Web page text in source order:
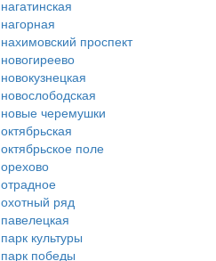
нагатинская
нагорная
нахимовский проспект
новогиреево
новокузнецкая
новослободская
новые черемушки
октябрьская
октябрьское поле
орехово
отрадное
охотный ряд
павелецкая
парк культуры
парк победы